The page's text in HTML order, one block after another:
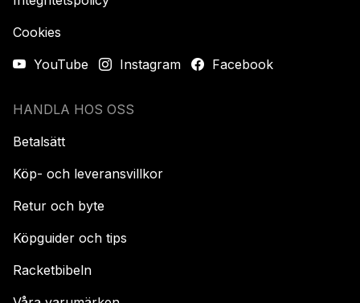
Cookies
YouTube
Instagram Facebook
HANDLA HOS OSS
Betalsätt
Köp- och leveransvillkor
Retur och byte
Köpguider och tips
Racketbibeln